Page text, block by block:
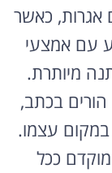
אגרות, כאשר
עם אמצעי
מיותרת.
בכתב,
במקום עצמו.
מוקדם ככל